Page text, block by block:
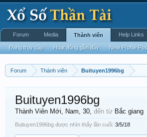
Forum Thành viên Buituyen1996bg
Buituyen1996bg
Thành Viên Mới, Nam, 30, đến từ Bắc giang
Buituyen1996bg được nhìn thấy lần cuối: 3/5/18
Forum Media Thành viên
Đang truy cập Hoạt động gần đây New Profile
Help Links